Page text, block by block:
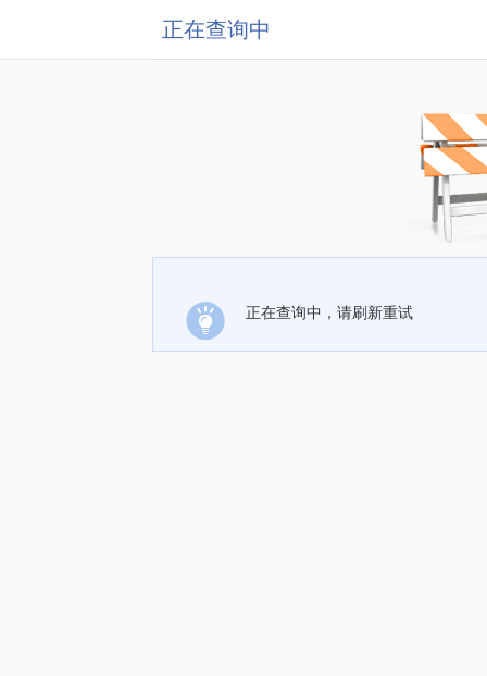
正在查询中
正在查询中，请刷新重试